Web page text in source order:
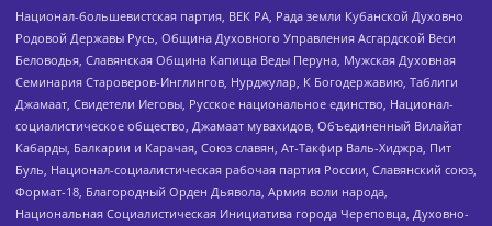
Национал-большевистская партия, ВЕК РА, Рада земли Кубанской Духовно
Родовой Державы Русь, Община Духовного Управления Асгардской Веси
Беловодья, Славянская Община Капища Веды Перуна, Мужская Духовная
Семинария Староверов-Инглингов, Нурджулар, К Богодержавию, Таблиги
Джамаат, Свидетели Иеговы, Русское национальное единство, Национал-
социалистическое общество, Джамаат мувахидов, Объединенный Вилайат
Кабарды, Балкарии и Карачая, Союз славян, Ат-Такфир Валь-Хиджра, Пит
Буль, Национал-социалистическая рабочая партия России, Славянский союз,
Формат-18, Благородный Орден Дьявола, Армия воли народа,
Национальная Социалистическая Инициатива города Череповца, Духовно-